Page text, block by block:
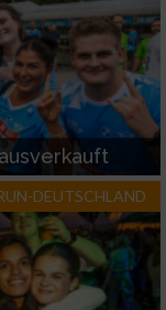
DEUTSCHLAND